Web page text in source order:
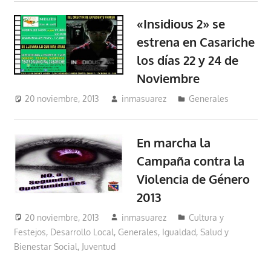
«Insidious 2» se
estrena en Casariche
los días 22 y 24 de
Noviembre
20 noviembre, 2013 inmasuarez Generales
En marcha la
Campaña contra la
Violencia de Género
2013
20 noviembre, 2013 inmasuarez
Cultura y
Festejos, Desarrollo Local, Generales, Igualdad, Salud y
Bienestar Social, Juventud